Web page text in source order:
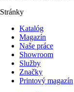
Stránky
Katalóg
Magazín
Naše práce
Showroom
Služby
Značky
Printový magazín